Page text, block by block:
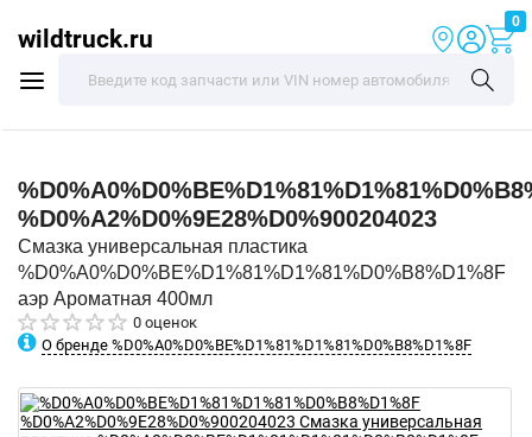
wildtruck.ru
0
%D0%A2%D0%9E28%D0%900204023
Смазка универсальная пластика
%D0%A0%D0%BE%D1%81%D1%81%D0%B8%D1%8F
аэр Ароматная 400мл
0 оценок
О бренде %D0%A0%D0%BE%D1%81%D1%81%D0%B8%D1%8F